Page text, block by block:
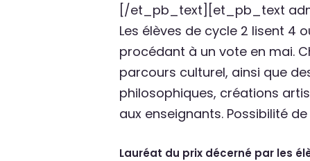
[/et_pb_text][et_pb_text
Les élèves de cycle 2 lisent 4
procédant à un vote en mai.
parcours culturel, ainsi que
philosophiques, créations
aux enseignants. Possibilité
Lauréat du prix décerné par les